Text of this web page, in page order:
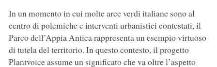
In un momento in cui molte aree verdi italiane sono al
centro di polemiche e interventi urbanistici contestati, il
Parco dell’Appia Antica rappresenta un esempio virtuoso
di tutela del territorio. In questo contesto, il progetto
Plantvoice assume un significato che va oltre l’aspetto